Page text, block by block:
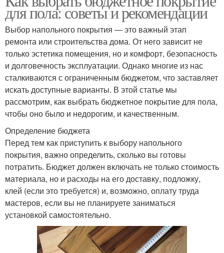
для пола: советы и рекомендации
Выбор напольного покрытия — это важный этап
ремонта или строительства дома. От него зависит не
только эстетика помещения, но и комфорт, безопасность
и долговечность эксплуатации. Однако многие из нас
сталкиваются с ограниченным бюджетом, что заставляет
искать доступные варианты. В этой статье мы
рассмотрим, как выбрать бюджетное покрытие для пола,
чтобы оно было и недорогим, и качественным.
Определение бюджета
Перед тем как приступить к выбору напольного
покрытия, важно определить, сколько вы готовы
потратить. Бюджет должен включать не только стоимость
материала, но и расходы на его доставку, подложку,
клей (если это требуется) и, возможно, оплату труда
мастеров, если вы не планируете заниматься
установкой самостоятельно.